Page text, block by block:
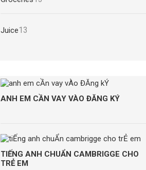
Juice13
ANH EM CẦN VAY VÀO ĐĂNG KÝ
TIẾNG ANH CHUẨN CAMBRIGGE CHO
TRẺ EM